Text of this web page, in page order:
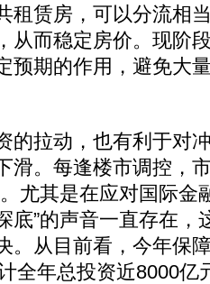
租赁房，可以分流相
从而稳定房价。现阶
预期的作用，避免大
拉动，也有利于对
滑。每逢楼市调控，
尤其是在应对国际金
底”的声音一直存在，
。从目前看，今年保
全年总投资近8000亿